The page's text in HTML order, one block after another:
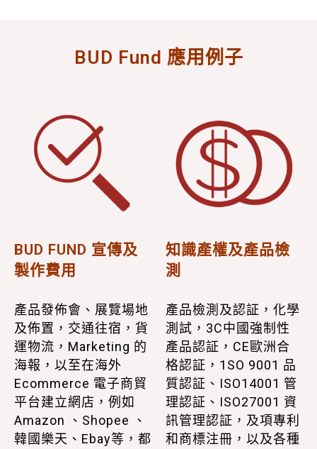
BUD Fund 應用例子
BUD FUND 宣傳及
製作費用
產品發佈會、展覽場地
及佈置，交通往宿，貨
運物流，Marketing 的
海報，以至在海外
Ecommerce 電子商貿
平台建立網店，例如
Amazon 、Shopee 、
韓國樂天、Ebay等，都
知識產權及產品檢
測
產品檢測及認証，化學
測試，3C中國強制性
產品認証，CE歐洲合
格認証，1SO 9001 品
質認証、ISO14001 管
理認証、ISO27001 資
訊管理認証，及項專利
和商標注冊，以及各種